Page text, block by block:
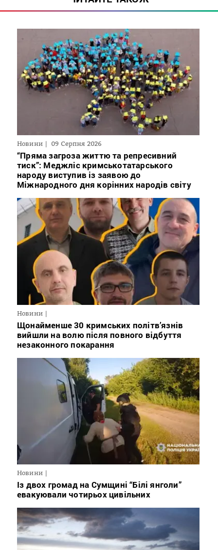
Новини 09 Серпня 2026
“Пряма загроза життю та репресивний
тиск”: Меджліс кримськотатарського
народу виступив із заявою до
Міжнародного дня корінних народів світу
Новини
Щонайменше 30 кримських політв’язнів
вийшли на волю після повного відбуття
незаконного покарання
Новини
Із двох громад на Сумщині “Білі янголи”
евакуювали чотирьох цивільних